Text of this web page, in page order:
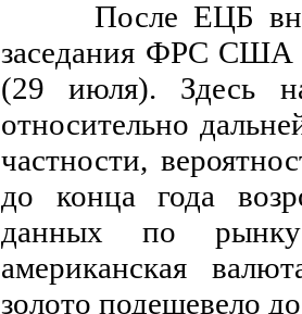
После ЕЦБ
заседания ФРС США
(29 июля). Здесь
относительно
частности,
до конца года
данных по
американская
золото подешевело